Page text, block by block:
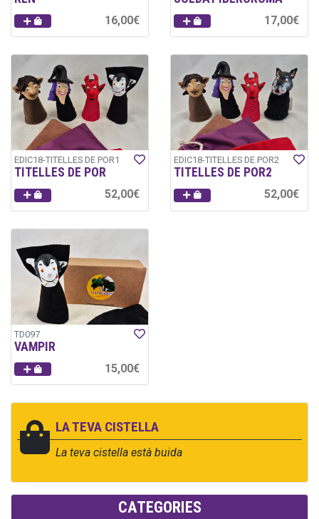
LA TEVA CISTELLA
La teva cistella està buida
CATEGORIES
16,00€ 17,00€
EDIC18-TITELLES DE POR1
TITELLES DE POR
52,00€
EDIC18-TITELLES DE POR2
TITELLES DE POR2
52,00€
TD097
VAMPIR
15,00€